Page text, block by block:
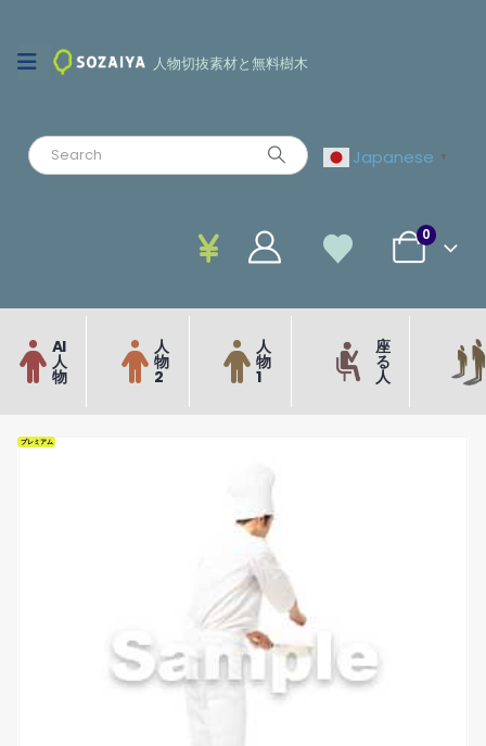
人物切抜素材と無料樹木
Japanese ▼
0
AI
人
物
人
物
2
人
物
1
座
る
人
プレミアム